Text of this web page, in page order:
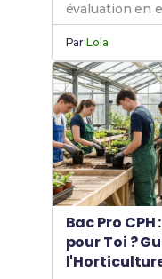
évaluation en
réussir.
ParLola
Bac Pro
pour Toi ?